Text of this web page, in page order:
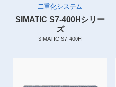
二重化システム
SIMATIC S7-400Hシリー
ズ
SIMATIC S7-400H